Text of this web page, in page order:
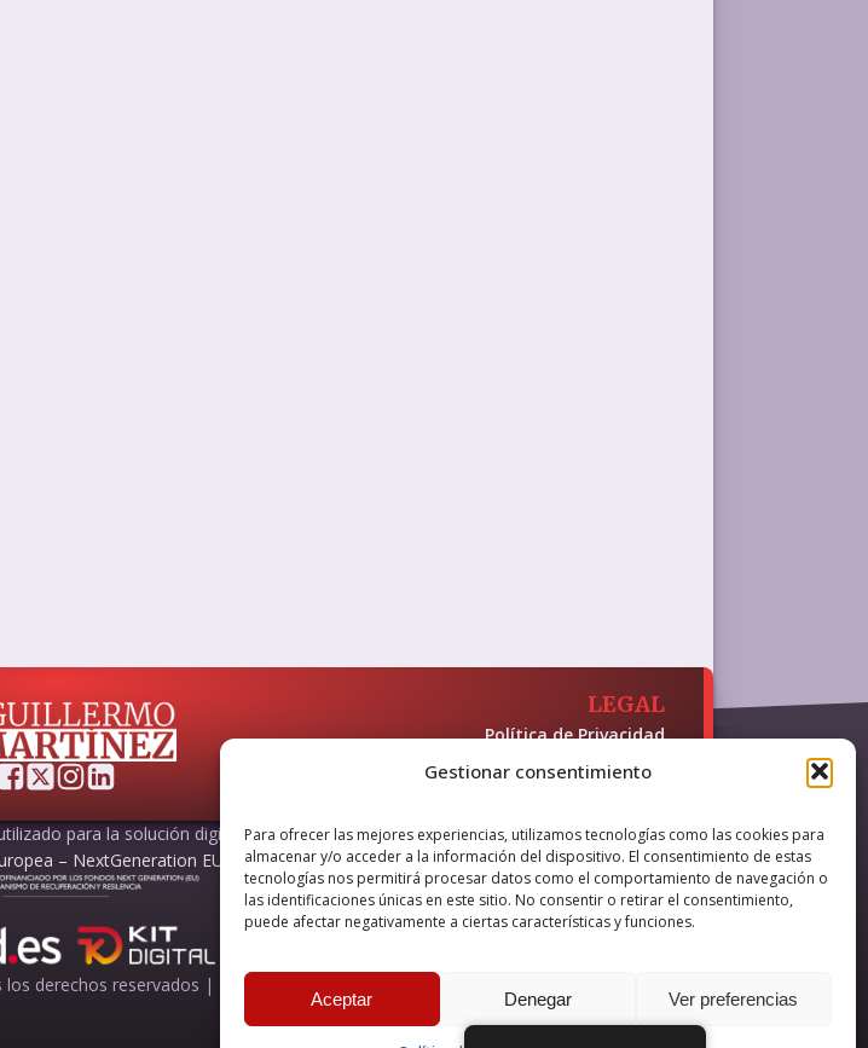
Gestionar consentimiento
Para ofrecer las mejores experiencias, utilizamos tecnologías como las cookies para
almacenar y/o acceder a la información del dispositivo. El consentimiento de estas
tecnologías nos permitirá procesar datos como el comportamiento de navegación o
las identificaciones únicas en este sitio. No consentir o retirar el consentimiento,
puede afectar negativamente a ciertas características y funciones.
Aceptar Denegar Ver preferencias
LEGAL
Política de Privacidad
Política de Cookies
para la solución digital: Sitio web y presencia en internet, financiado
– NextGeneration EU
derechos reservados | Powered by